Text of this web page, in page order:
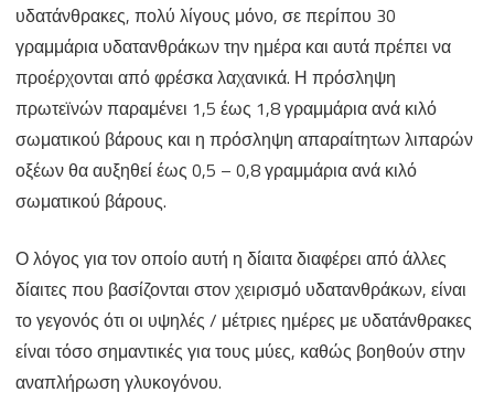
υδατάνθρακες, πολύ λίγους μόνο, σε περίπου 30
γραμμάρια υδατανθράκων την ημέρα και αυτά πρέπει να
προέρχονται από φρέσκα λαχανικά. Η πρόσληψη
πρωτεϊνών παραμένει 1,5 έως 1,8 γραμμάρια ανά κιλό
σωματικού βάρους και η πρόσληψη απαραίτητων λιπαρών
οξέων θα αυξηθεί έως 0,5 – 0,8 γραμμάρια ανά κιλό
σωματικού βάρους.
Ο λόγος για τον οποίο αυτή η δίαιτα διαφέρει από άλλες
δίαιτες που βασίζονται στον χειρισμό υδατανθράκων, είναι
το γεγονός ότι οι υψηλές / μέτριες ημέρες με υδατάνθρακες
είναι τόσο σημαντικές για τους μύες, καθώς βοηθούν στην
αναπλήρωση γλυκογόνου.